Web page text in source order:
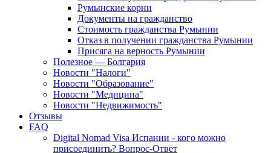
Румынские корни
Документы на гражданство
Стоимость гражданства Румынии
Отказ в получении гражданства Румынии
Присяга на верность Румынии
Полезное — Болгария
Новости "Налоги"
Новости "Образование"
Новости "Медицина"
Новости "Недвижимость"
Отзывы
FAQ
Digital Nomad Visa Испании - кого можно
присоединить? Вопрос-Ответ